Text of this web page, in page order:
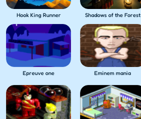
Hook King Runner Shadows of the Forest
Epreuve one Eminem mania